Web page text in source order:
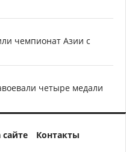
чемпионат Азии с
четыре медали
Контакты